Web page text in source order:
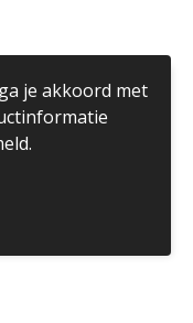
je akkoord met